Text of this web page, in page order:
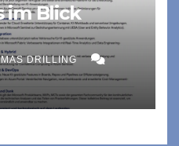
im Blick
DRILLING